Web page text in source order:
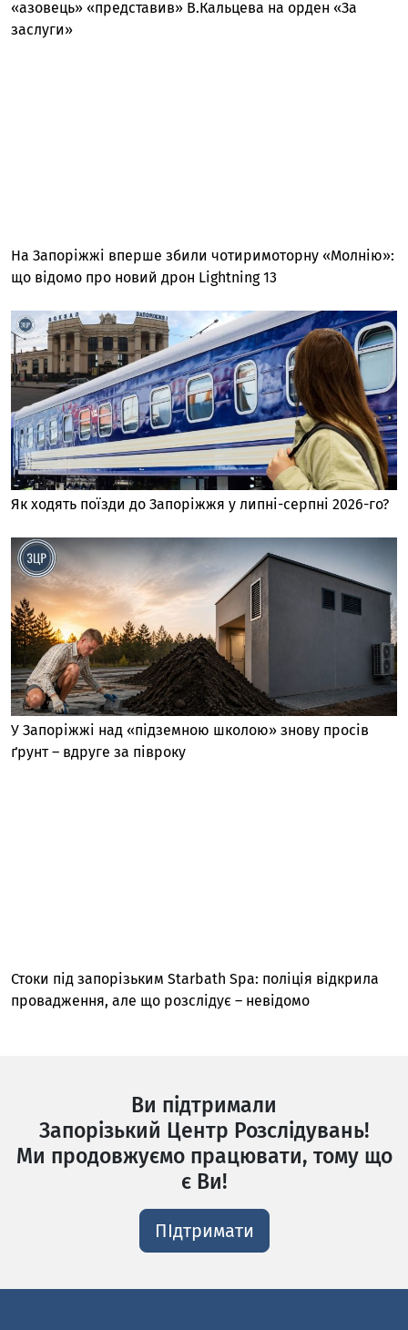
«азовець» «представив» В.Кальцева на орден «За
заслуги»
На Запоріжжі вперше збили чотиримоторну «Молнію»:
що відомо про новий дрон Lightning 13
Як ходять поїзди до Запоріжжя у липні-серпні 2026-го?
У Запоріжжі над «підземною школою» знову просів
ґрунт – вдруге за півроку
Стоки під запорізьким Starbath Spa: поліція відкрила
провадження, але що розслідує – невідомо
Ви підтримали
Запорізький Центр Розслідувань!
Ми продовжуємо працювати, тому що
є Ви!
ПІдтримати